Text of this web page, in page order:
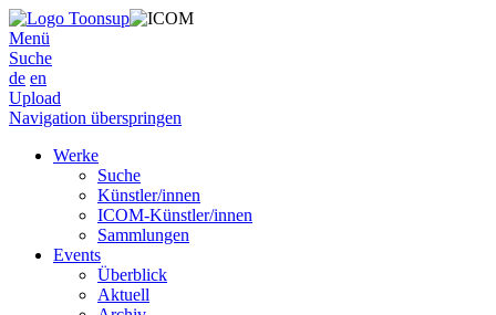
Menü
Suche
de en
Upload
Navigation überspringen
Werke
Suche
Künstler/innen
ICOM-Künstler/innen
Sammlungen
Events
Überblick
Aktuell